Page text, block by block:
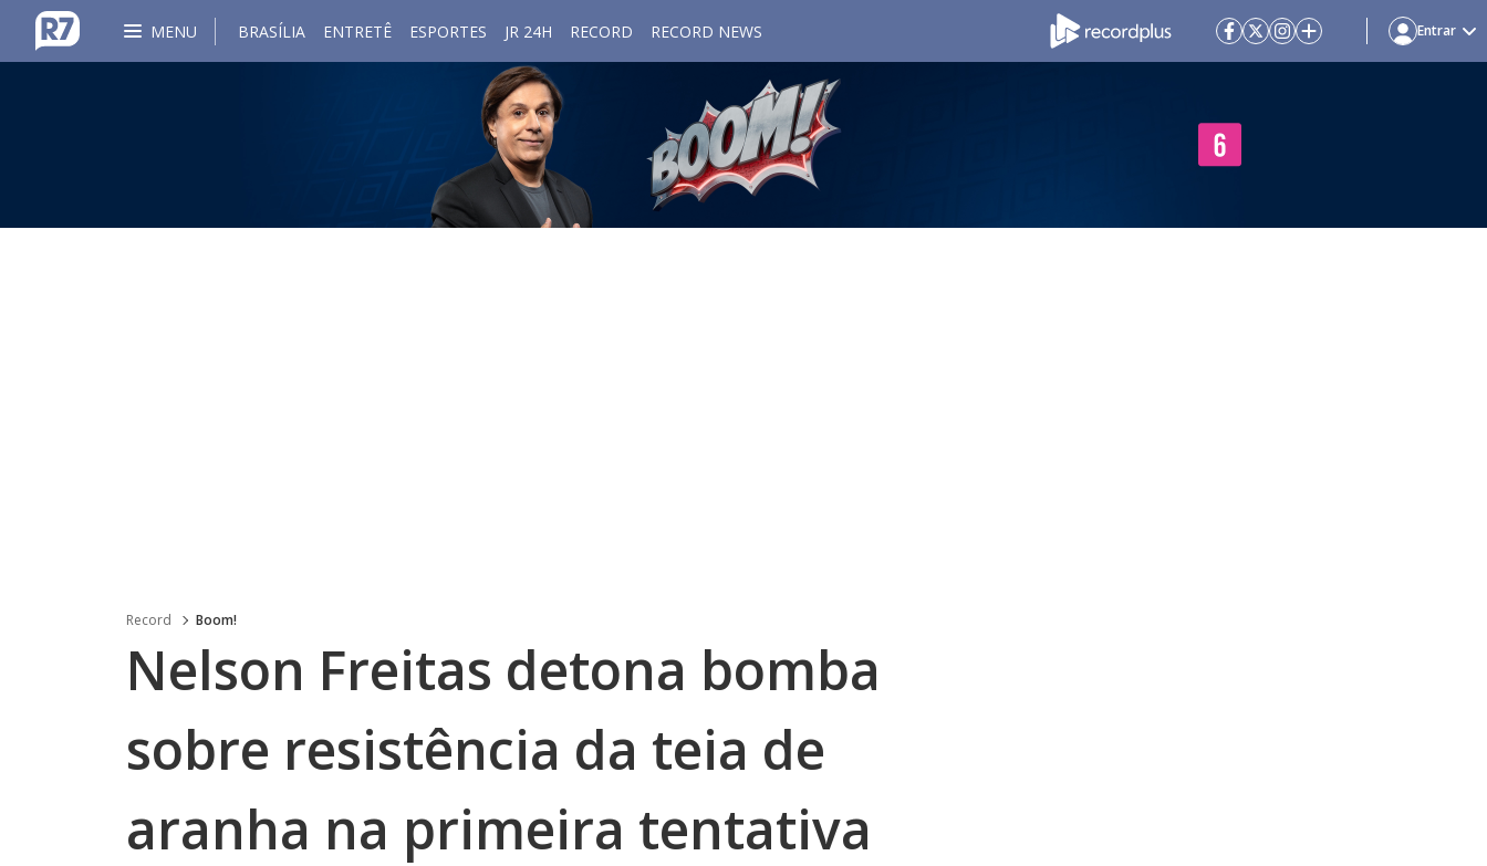
MENU BRASÍLIA ENTRETÊ ESPORTES JR 24H RECORD RECORD NEWS Entrar
Record Boom!
Nelson Freitas detona bomba
sobre resistência da teia de
aranha na primeira tentativa